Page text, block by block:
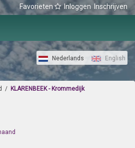
Favorieten Inloggen Inschrijven
Nederlands English
/ KLARENBEEK - Krommedijk